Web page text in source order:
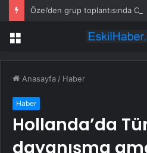
Menü
Anasayfa / Haber
Haber
Hollanda’da
dayanışma